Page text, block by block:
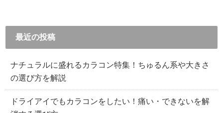
最近の投稿
ナチュラルに盛れるカラコン特集！ちゅるん系や大きさ
の選び方を解説
ドライアイでもカラコンをしたい！痛い・できないを解